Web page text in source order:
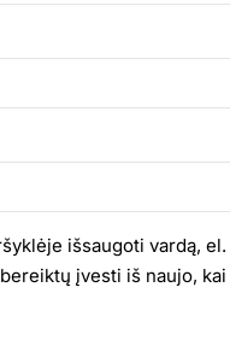
išsaugoti vardą,
įvesti iš naujo,